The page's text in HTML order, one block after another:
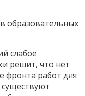
слабое
решит, что нет
фронта работ для